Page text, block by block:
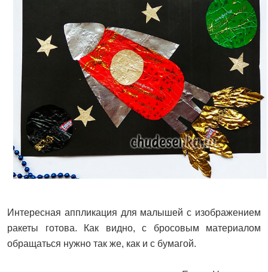
Интересная аппликация для малышей с изображением
ракеты готова. Как видно, с бросовым материалом
обращаться нужно так же, как и с бумагой.